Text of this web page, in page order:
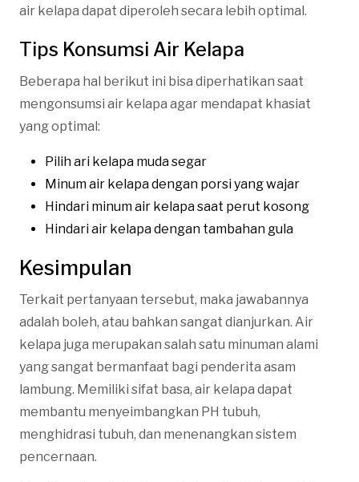
air kelapa dapat diperoleh secara lebih optimal.
Tips Konsumsi Air Kelapa
Beberapa hal berikut ini bisa diperhatikan saat
mengonsumsi air kelapa agar mendapat khasiat
yang optimal:
Pilih ari kelapa muda segar
Minum air kelapa dengan porsi yang wajar
Hindari minum air kelapa saat perut kosong
Hindari air kelapa dengan tambahan gula
Kesimpulan
Terkait pertanyaan tersebut, maka jawabannya
adalah boleh, atau bahkan sangat dianjurkan. Air
kelapa juga merupakan salah satu minuman alami
yang sangat bermanfaat bagi penderita asam
lambung. Memiliki sifat basa, air kelapa dapat
membantu menyeimbangkan PH tubuh,
menghidrasi tubuh, dan menenangkan sistem
pencernaan.